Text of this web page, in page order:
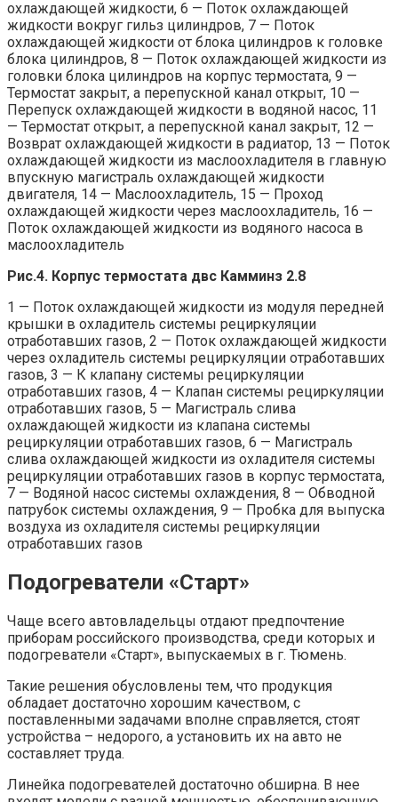
охлаждающей жидкости, 6 — Поток охлаждающей
жидкости вокруг гильз цилиндров, 7 — Поток
охлаждающей жидкости от блока цилиндров к головке
блока цилиндров, 8 — Поток охлаждающей жидкости из
головки блока цилиндров на корпус термостата, 9 —
Термостат закрыт, а перепускной канал открыт, 10 —
Перепуск охлаждающей жидкости в водяной насос, 11
— Термостат открыт, а перепускной канал закрыт, 12 —
Возврат охлаждающей жидкости в радиатор, 13 — Поток
охлаждающей жидкости из маслоохладителя в главную
впускную магистраль охлаждающей жидкости
двигателя, 14 — Маслоохладитель, 15 — Проход
охлаждающей жидкости через маслоохладитель, 16 —
Поток охлаждающей жидкости из водяного насоса в
маслоохладитель
Рис.4. Корпус термостата двс Камминз 2.8
1 — Поток охлаждающей жидкости из модуля передней
крышки в охладитель системы рециркуляции
отработавших газов, 2 — Поток охлаждающей жидкости
через охладитель системы рециркуляции отработавших
газов, 3 — К клапану системы рециркуляции
отработавших газов, 4 — Клапан системы рециркуляции
отработавших газов, 5 — Магистраль слива
охлаждающей жидкости из клапана системы
рециркуляции отработавших газов, 6 — Магистраль
слива охлаждающей жидкости из охладителя системы
рециркуляции отработавших газов в корпус термостата,
7 — Водяной насос системы охлаждения, 8 — Обводной
патрубок системы охлаждения, 9 — Пробка для выпуска
воздуха из охладителя системы рециркуляции
отработавших газов
Подогреватели «Старт»
Чаще всего автовладельцы отдают предпочтение
приборам российского производства, среди которых и
подогреватели «Старт», выпускаемых в г. Тюмень.
Такие решения обусловлены тем, что продукция
обладает достаточно хорошим качеством, с
поставленными задачами вполне справляется, стоят
устройства – недорого, а установить их на авто не
составляет труда.
Линейка подогревателей достаточно обширна. В нее